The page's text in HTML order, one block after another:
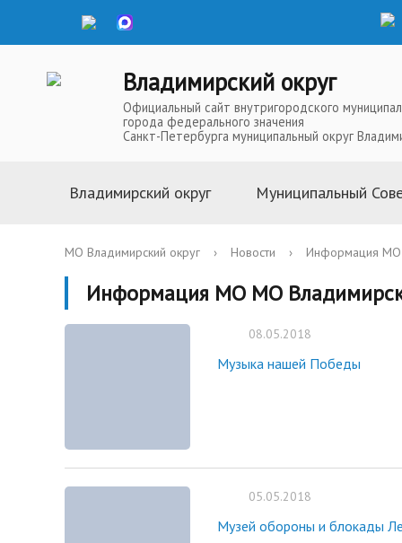
Владимирский округ
Официальный сайт внутригородского
города федерального значения
Санкт-Петербурга муниципальный округ
Владимирский округ
Информация о муниципальной
Устав
Благоустройство округа
Озеленение
Муниципальный
Глава
Полномочия
Решения
Аппарат
МО Владимирский округ › Новости › Информация МО
Информация МО МО
08.05.2018
Музыка нашей Победы
05.05.2018
Музей обороны и блокады